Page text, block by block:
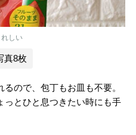
しい
真8枚
ので、包丁もお皿も不要。
っとひと息つきたい時にも手